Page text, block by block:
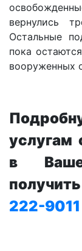
вернулись
Остальные
пока
вооруженных
услугам
в
222-9011